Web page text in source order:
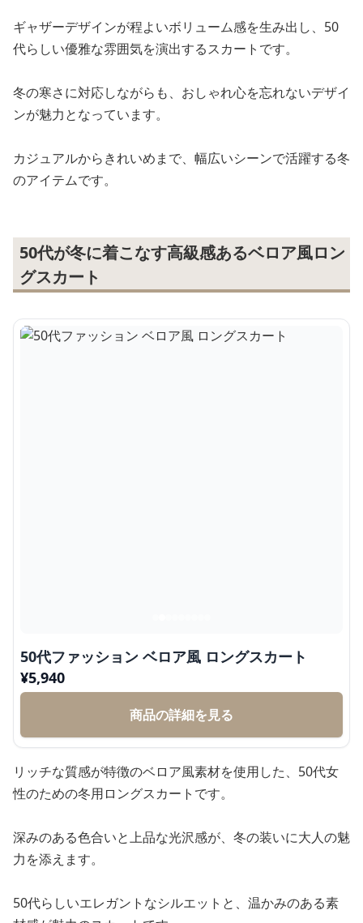
ギャザーデザインが程よいボリューム感を生み出し、50
代らしい優雅な雰囲気を演出するスカートです。
冬の寒さに対応しながらも、おしゃれ心を忘れないデザイ
ンが魅力となっています。
カジュアルからきれいめまで、幅広いシーンで活躍する冬
のアイテムです。
50代が冬に着こなす高級感あるベロア風ロン
グスカート
50代ファッション ベロア風 ロングスカート
¥5,940
商品の詳細を見る
リッチな質感が特徴のベロア風素材を使用した、50代女
性のための冬用ロングスカートです。
深みのある色合いと上品な光沢感が、冬の装いに大人の魅
力を添えます。
50代らしいエレガントなシルエットと、温かみのある素